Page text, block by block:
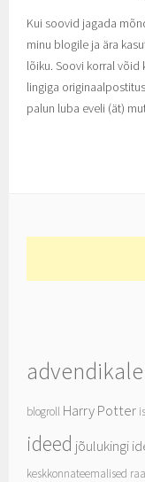
Kui soovid jagada
minu blogile ja ära
lõiku. Soovi korral
lingiga
palun luba eveli (ät)
blogroll Harry Potter
ideed jõulukingi
keskkonnateemalised